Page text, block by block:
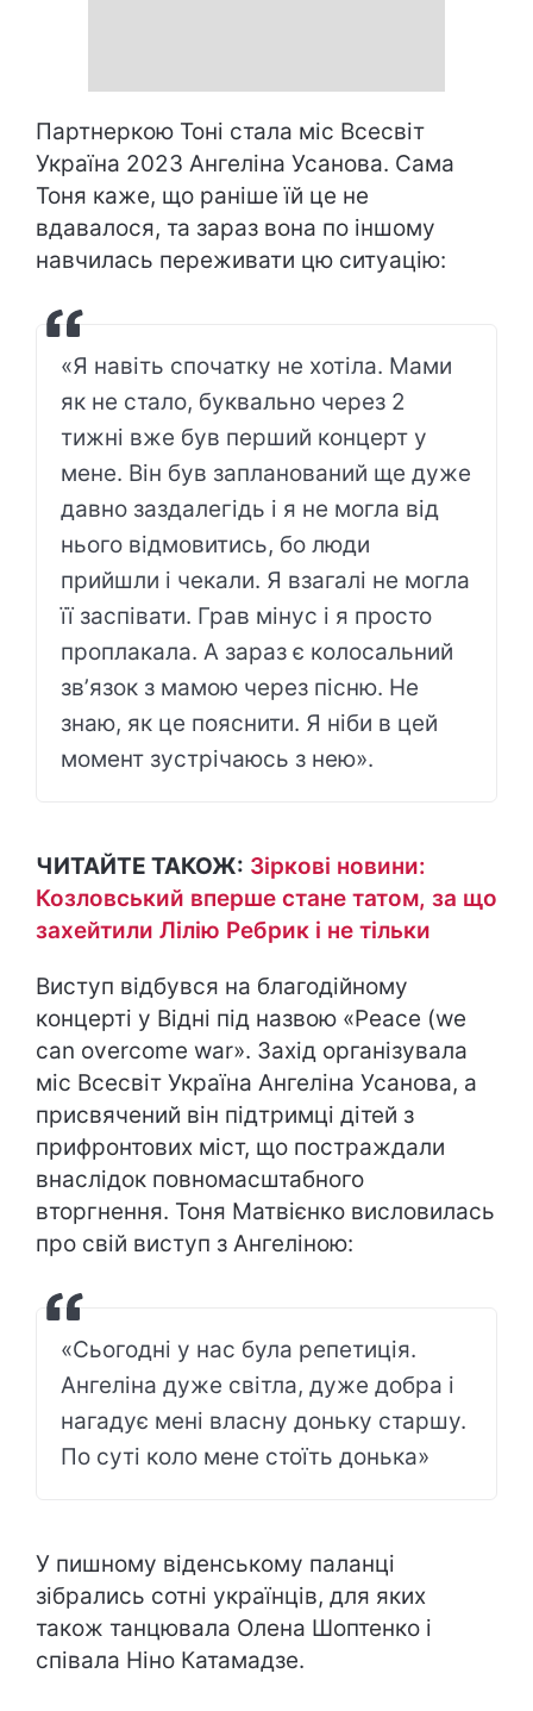
Партнеркою Тоні стала міс Всесвіт
Україна 2023 Ангеліна Усанова. Сама
Тоня каже, що раніше їй це не
вдавалося, та зараз вона по іншому
навчилась переживати цю ситуацію:
«Я навіть спочатку не хотіла. Мами
як не стало, буквально через 2
тижні вже був перший концерт у
мене. Він був запланований ще дуже
давно заздалегідь і я не могла від
нього відмовитись, бо люди
прийшли і чекали. Я взагалі не могла
її заспівати. Грав мінус і я просто
проплакала. А зараз є колосальний
звʼязок з мамою через пісню. Не
знаю, як це пояснити. Я ніби в цей
момент зустрічаюсь з нею».
ЧИТАЙТЕ ТАКОЖ: Зіркові новини:
Козловський вперше стане татом, за що
захейтили Лілію Ребрик і не тільки
Виступ відбувся на благодійному
концерті у Відні під назвою «Peace (we
can overcome war». Захід організувала
міс Всесвіт Україна Ангеліна Усанова, а
присвячений він підтримці дітей з
прифронтових міст, що постраждали
внаслідок повномасштабного
вторгнення. Тоня Матвієнко висловилась
про свій виступ з Ангеліною:
«Сьогодні у нас була репетиція.
Ангеліна дуже світла, дуже добра і
нагадує мені власну доньку старшу.
По суті коло мене стоїть донька»
У пишному віденському паланці
зібрались сотні українців, для яких
також танцювала Олена Шоптенко і
співала Ніно Катамадзе.